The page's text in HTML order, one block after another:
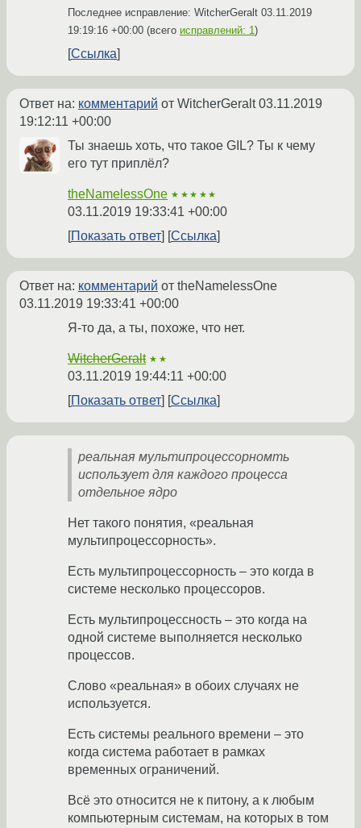
Последнее исправление: WitcherGeralt 03.11.2019
19:19:16 +00:00 (всего исправлений: 1)
Ссылка
Ответ на: комментарий от WitcherGeralt03.11.2019
19:12:11 +00:00
Ты знаешь хоть, что такое GIL? Ты к чему
его тут приплёл?
theNamelessOne ★★★★★
03.11.2019 19:33:41 +00:00
Показать ответ
Ссылка
Ответ на: комментарий от theNamelessOne
03.11.2019 19:33:41 +00:00
Я-то да, а ты, похоже, что нет.
WitcherGeralt ★★
03.11.2019 19:44:11 +00:00
Показать ответ
Ссылка
реальная мультипроцессорномть
использует для каждого процесса
отдельное ядро
Нет такого понятия, «реальная
мультипроцессорность».
Есть мультипроцессорность – это когда в
системе несколько процессоров.
Есть мультипроцессность – это когда на
одной системе выполняется несколько
процессов.
Слово «реальная» в обоих случаях не
используется.
Есть системы реального времени – это
когда система работает в рамках
временных ограничений.
Всё это относится не к питону, а к любым
компьютерным системам, на которых в том